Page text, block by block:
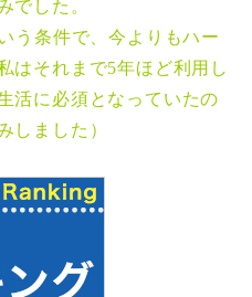
でした。
う条件で、今よりもハー
はそれまで5年ほど利用し
活に必須となっていたの
しました）